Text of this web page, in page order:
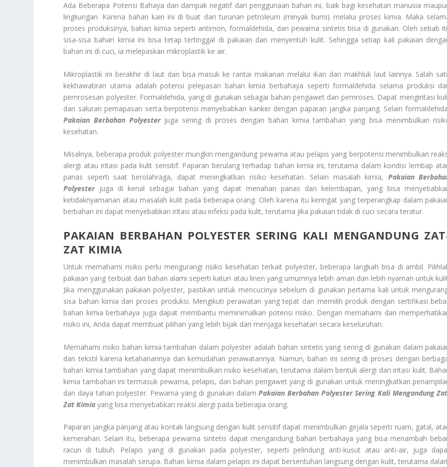
Ada Beberapa Potensi Bahaya dan dampak negatif dari penggunaan bahan ini, baik bagi kesehatan manusia
lingkungan. Karena bahan kain ini di buat dari turunan petroleum (minyak bumi) melalui proses kimia. Maka
proses produksinya, bahan kimia seperti antimon, formaldehida, dan pewarna sintetis bisa di gunakan. Oleh sebab
sisa-sisa bahan kimia ini bisa tetap tertinggal di pakaian dan menyentuh kulit. Sehingga setiap kali pakaian
bahan ini di cuci, ia melepaskan mikroplastik ke air.
Mikroplastik ini berakhir di laut dan bisa masuk ke rantai makanan melalui ikan dan makhluk laut lainnya. Salah
kekhawatiran utama adalah potensi pelepasan bahan kimia berbahaya seperti formaldehida selama produksi
pemrosesan polyester. Formaldehida, yang di gunakan sebagai bahan pengawet dan pemroses. Dapat mengiritasi
dan saluran pernapasan serta berpotensi menyebabkan kanker dengan paparan jangka panjang. Selain
Pakaian Berbahan Polyesterjuga sering di proses dengan bahan kimia tambahan yang bisa menimbulkan
kesehatan.
Misalnya, beberapa produk polyester mungkin mengandung pewarna atau pelapis yang berpotensi menimbulkan
alergi atau iritasi pada kulit sensitif. Paparan berulang terhadap bahan kimia ini, terutama dalam kondisi lembap
panas seperti saat berolahraga, dapat meningkatkan risiko kesehatan. Selain masalah kimia, Pakaian
Polyesterjuga di kenal sebagai bahan yang dapat menahan panas dan kelembapan, yang bisa
ketidaknyamanan atau masalah kulit pada beberapa orang. Oleh karena itu keringat yang terperangkap dalam
berbahan ini dapat menyebabkan iritasi atau infeksi pada kulit, terutama jika pakaian tidak di cuci secara teratur.
PAKAIAN BERBAHAN POLYESTER SERING KALI MENGANDUNG
ZAT KIMIA
Untuk memahami risiko perlu mengurangi risiko kesehatan terkait polyester, beberapa langkah bisa di ambil.
pakaian yang terbuat dari bahan alami seperti katun atau linen yang umumnya lebih aman dan lebih nyaman untuk
Jika menggunakan pakaian polyester, pastikan untuk mencucinya sebelum di gunakan pertama kali untuk
sisa bahan kimia dari proses produksi. Mengikuti perawatan yang tepat dan memilih produk dengan sertifikasi
bahan kimia berbahaya juga dapat membantu meminimalkan potensi risiko. Dengan memahami dan
risiko ini, Anda dapat membuat pilihan yang lebih bijak dan menjaga kesehatan secara keseluruhan.
Memahami risiko bahan kimia tambahan dalam polyester adalah bahan sintetis yang sering di gunakan dalam
dan tekstil karena ketahanannya dan kemudahan perawatannya. Namun, bahan ini sering di proses dengan
bahan kimia tambahan yang dapat menimbulkan risiko kesehatan, terutama dalam bentuk alergi dan iritasi kulit.
kimia tambahan ini termasuk pewarna, pelapis, dan bahan pengawet yang di gunakan untuk meningkatkan
dan daya tahan polyester. Pewarna yang di gunakan dalamPakaian Berbahan Polyester Sering Kali Mengandung
Zat Kimia yang bisa menyebabkan reaksi alergi pada beberapa orang.
Paparan jangka panjang atau kontak langsung dengan kulit sensitif dapat menimbulkan gejala seperti ruam, gatal,
kemerahan. Selain itu, beberapa pewarna sintetis dapat mengandung bahan berbahaya yang bisa menambah
racun di tubuh. Pelapis yang di gunakan pada polyester, seperti pelindung anti-kusut atau anti-air, juga
menimbulkan masalah serupa. Bahan kimia dalam pelapis ini dapat bersentuhan langsung dengan kulit, terutama